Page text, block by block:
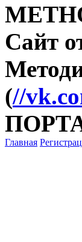
Сайт
(//
Главная